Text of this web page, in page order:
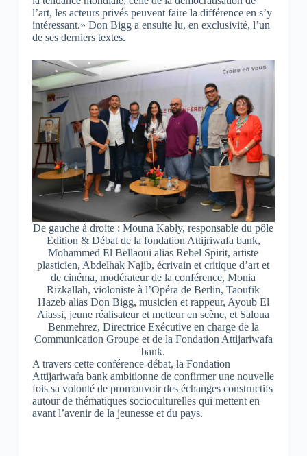
l’art, les acteurs privés peuvent faire la différence en s’y
intéressant.» Don Bigg a ensuite lu, en exclusivité, l’un
de ses derniers textes.
De gauche à droite : Mouna Kably, responsable du pôle
Edition & Débat de la fondation Attijriwafa bank,
Mohammed El Bellaoui alias Rebel Spirit, artiste
plasticien, Abdelhak Najib, écrivain et critique d’art et
de cinéma, modérateur de la conférence, Monia
Rizkallah, violoniste à l’Opéra de Berlin, Taoufik
Hazeb alias Don Bigg, musicien et rappeur, Ayoub El
Aiassi, jeune réalisateur et metteur en scène, et Saloua
Benmehrez, Directrice Exécutive en charge de la
Communication Groupe et de la Fondation Attijariwafa
bank.
A travers cette conférence-débat, la Fondation
Attijariwafa bank ambitionne de confirmer une nouvelle
fois sa volonté de promouvoir des échanges constructifs
autour de thématiques socioculturelles qui mettent en
avant l’avenir de la jeunesse et du pays.